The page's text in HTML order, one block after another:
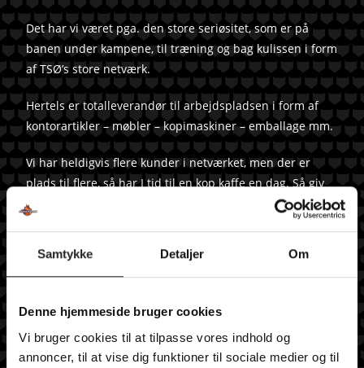
Samtykke Detaljer Om
Denne hjemmeside bruger cookies
Vi bruger cookies til at tilpasse vores indhold og
annoncer, til at vise dig funktioner til sociale medier og til
Det har vi været pga. den store seriøsitet, som er på
banen under kampene, til træning og bag kulissen i form
af TSØ’s store netværk.
Hertels er totalleverandør til arbejdspladsen i form af
kontorartikler – møbler – kopimaskiner – emballage mm.
Vi har heldigvis flere kunder i netværket, men der er
plads til flere, så har I tid til en kop kaffe en dag. Så giv
mig endelig et opkald eller en mail, så finder vi sammen
Pt. har vi rigtigt travlt med salg af årets julegaver, se evt.
mere påwww.firmagavevalg.dkog selvfølgeligHertels.dk
Hertels ønsker TSØ en rigtig god sæson og vi bakker helt
sikkert op.”, fortæller Anders Michaelsen, Distriktschef
Hertels A/S, som også ses til højre for Bjarne Schultz på